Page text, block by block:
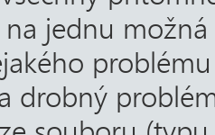
jednu
drobný